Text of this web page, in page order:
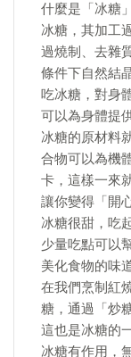
什麼是「冰糖
冰糖，其加工
過燒制、去雜
條件下自然結
吃冰糖，對身
可以為身體提
冰糖的原材料
合物可以為機
卡，這樣一來
讓你變得「開
冰糖很甜，吃
少量吃點可以
美化食物的味
在我們烹制紅
糖，通過「炒
這也是冰糖的
冰糖有作用，